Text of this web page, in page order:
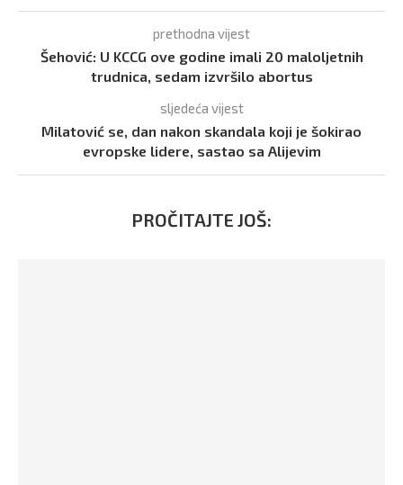
prethodna vijest
Šehović: U KCCG ove godine imali 20 maloljetnih
trudnica, sedam izvršilo abortus
sljedeća vijest
Milatović se, dan nakon skandala koji je šokirao
evropske lidere, sastao sa Alijevim
PROČITAJTE JOŠ: